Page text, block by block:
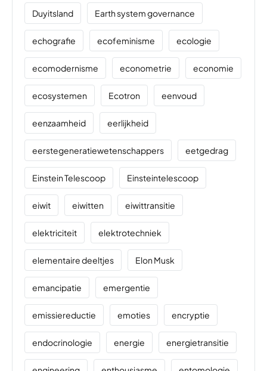
Duyitsland Earth system governance
echografie ecofeminisme ecologie
ecomodernisme econometrie economie
ecosystemen Ecotron eenvoud
eenzaamheid eerlijkheid
eerstegeneratiewetenschappers eetgedrag
Einstein Telescoop Einsteintelescoop
eiwit eiwitten eiwittransitie
elektriciteit elektrotechniek
elementaire deeltjes Elon Musk
emancipatie emergentie
emissiereductie emoties encryptie
endocrinologie energie energietransitie